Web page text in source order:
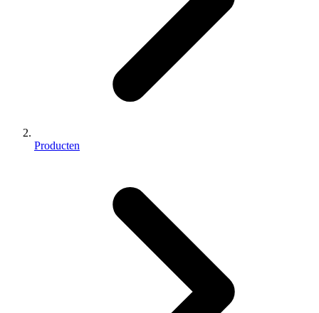
Producten